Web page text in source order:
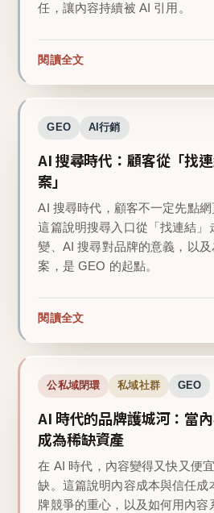
任，讓內容持續被 AI 引用。
閱讀全文
GEO AI行銷
AI 搜尋時代：顧客從「找
案」
AI 搜尋時代，顧客不一定先點網
這篇說明搜尋入口從「找連結」
變、AI 搜尋對品牌的意義，以
案，是 GEO 的起點。
閱讀全文
公私域閉環 私域社群 GEO
AI 時代的品牌護城河：當
成為稀缺資產
在 AI 時代，內容變得又快又便
缺。這篇說明內容成本與信任成
牌競爭的重心，以及如何用內容